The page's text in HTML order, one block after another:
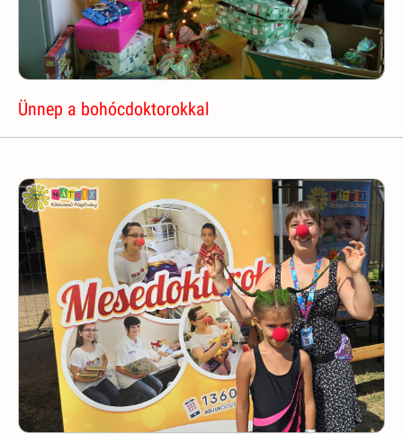
Ünnep a bohócdoktorokkal